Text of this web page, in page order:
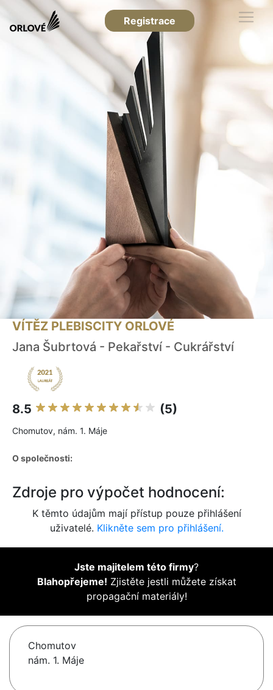
Registrace
VÍTĚZ PLEBISCITY ORLOVÉ
Jana Šubrtová - Pekařství - Cukrářství
8.5 (5)
Chomutov, nám. 1. Máje
O společnosti:
Zdroje pro výpočet hodnocení:
K těmto údajům mají přístup pouze přihlášení
uživatelé. Klikněte sem pro přihlášení.
Jste majitelem této firmy?
Blahopřejeme! Zjistěte jestli můžete získat
propagační materiály!
Chomutov
nám. 1. Máje